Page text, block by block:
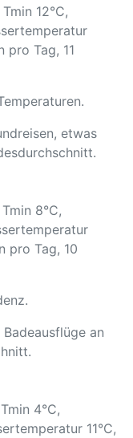
12°C,
pro Tag, 11
etwas
8°C,
pro Tag, 10
an
4°C,
11°C,